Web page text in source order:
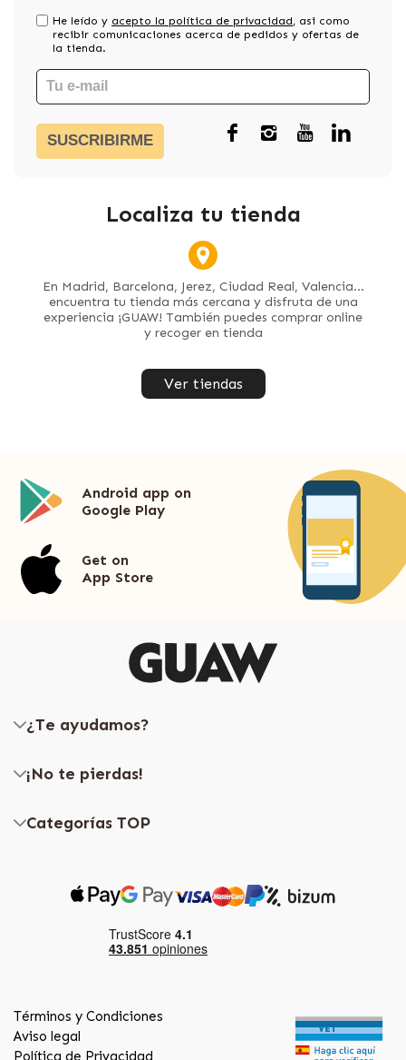
He leído y acepto la política de privacidad, asi como
recibir comunicaciones acerca de pedidos y ofertas de
la tienda.
SUSCRIBIRME
Localiza tu tienda
En Madrid, Barcelona, Jerez, Ciudad Real, Valencia...
encuentra tu tienda más cercana y disfruta de una
experiencia ¡GUAW! También puedes comprar online
y recoger en tienda
Ver tiendas
Android app on
Google Play
Get on
App Store
¿Te ayudamos?
¡No te pierdas!
Categorías TOP
Términos y Condiciones
Aviso legal
Política de Privacidad